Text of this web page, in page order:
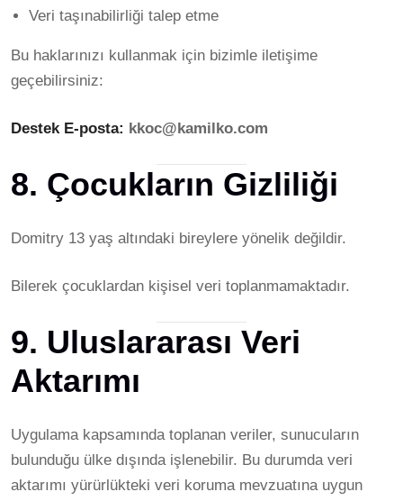
Veri taşınabilirliği talep etme
Bu haklarınızı kullanmak için bizimle iletişime
geçebilirsiniz:
Destek E-posta: kkoc@kamilko.com
8. Çocukların Gizliliği
Domitry 13 yaş altındaki bireylere yönelik değildir.
Bilerek çocuklardan kişisel veri toplanmamaktadır.
9. Uluslararası Veri
Aktarımı
Uygulama kapsamında toplanan veriler, sunucuların
bulunduğu ülke dışında işlenebilir. Bu durumda veri
aktarımı yürürlükteki veri koruma mevzuatına uygun